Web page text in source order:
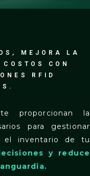
MEJORA LA
CON
RFID
proporcionan la
para gestionar
el inventario de tu
y reduce